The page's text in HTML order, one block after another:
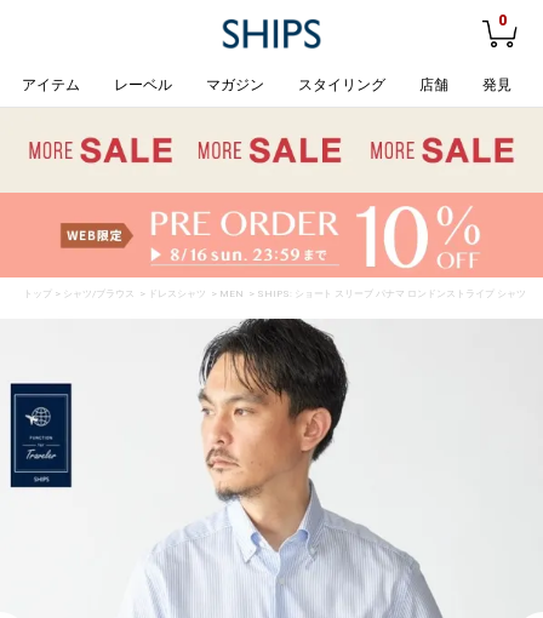
0
アイテム レーベル マガジン スタイリング 店舗 発見
トップ > シャツ/ブラウス > ドレスシャツ > MEN > SHIPS: ショート スリーブ パナマ ロンドンストライプ シャツ